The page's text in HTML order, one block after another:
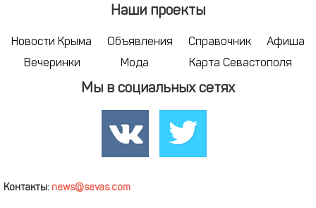
Наши проекты
Новости Крыма Объявления Справочник
Афиша
Вечеринки
Мода Карта Севастополя
Мы в социальных сетях
Контакты: news@sevas.com